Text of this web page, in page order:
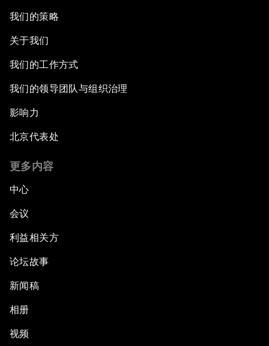
我们的策略
关于我们
我们的工作方式
我们的领导团队与组织治理
影响力
北京代表处
更多内容
中心
会议
利益相关方
论坛故事
新闻稿
相册
视频